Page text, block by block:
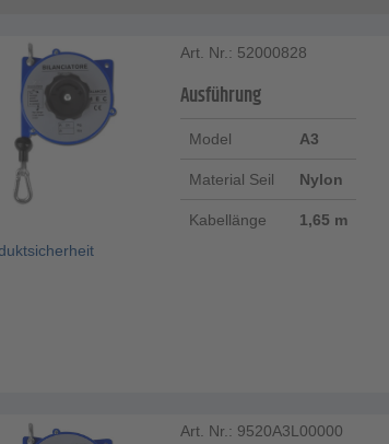
Art. Nr.: 52000828
Ausführung
Model A3
Material Seil Nylon
Kabellänge
1,65 m
Art. Nr.: 9520A3L00000